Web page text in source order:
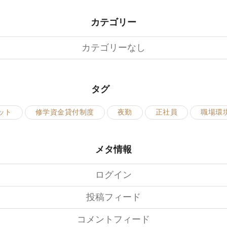
カテゴリー
カテゴリーなし
タグ
ト 修学資金貸付制度 夜勤 正社員 職場環
メタ情報
ログイン
投稿フィード
コメントフィード